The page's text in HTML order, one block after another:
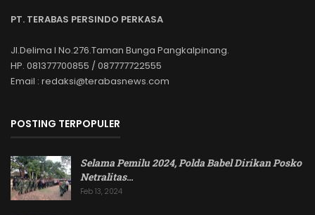
PT. TERABAS PERSINDO PERKASA
Jl.Delima I No.276.Taman Bunga Pangkalpinang.
HP. 081377700855 / 087777722555
Email : redaksi@terabasnews.com
POSTING TERPOPULER
Selama Pemilu 2024, Polda Babel Dirikan Posko
Netralitas…
Feb 13, 2024